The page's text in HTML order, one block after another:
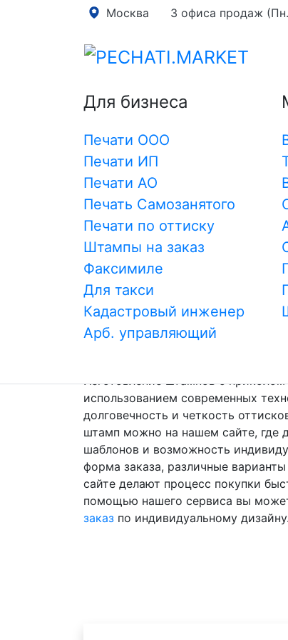
Москва 3 офиса продаж
Для бизнеса
Печати ООО
Печати ИП
Печати АО
Печать Самозанятого
Печати по оттиску
Штампы на заказ
Факсимиле
Для такси
Кадастровый инженер
Арб. управляющий
Главная →Штампы →Прикольные
Прикольный штамп «Одобрено!
коллегам или подчиненным. Такой
для руководителей, которые
процессе. Он идеально подходит
корпоративных мероприятиях, в
работе, помогая укреплять
Назначение и
Штамп «Одобрено! Ереси нет!»
заверения различных документов
знака одобрения. Его лаконичный
содержание делают его
подходит не только для делового
Изготовление штампов с
использованием современных
долговечность и четкость
штамп можно на нашем сайте, где
шаблонов и возможность
форма заказа, различные
сайте делают процесс покупки
помощью нашего сервиса вы
заказ по индивидуальному дизайну.